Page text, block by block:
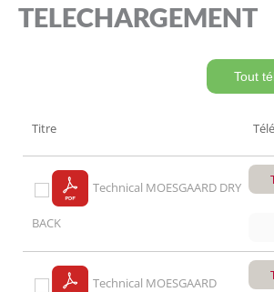
TELECHARGEMENT
Tout
Titre
Technical MOESGAARD DRY
BACK
Technical MOESGAARD